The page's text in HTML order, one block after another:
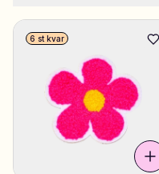
6 st kvar